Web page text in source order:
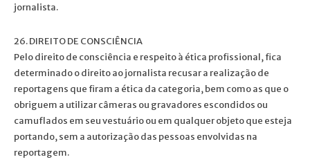
jornalista.
26. DIREITO DE CONSCIÊNCIA
Pelo direito de consciência e respeito à ética profissional, fica
determinado o direito ao jornalista recusar a realização de
reportagens que firam a ética da categoria, bem como as que o
obriguem a utilizar câmeras ou gravadores escondidos ou
camuflados em seu vestuário ou em qualquer objeto que esteja
portando, sem a autorização das pessoas envolvidas na
reportagem.